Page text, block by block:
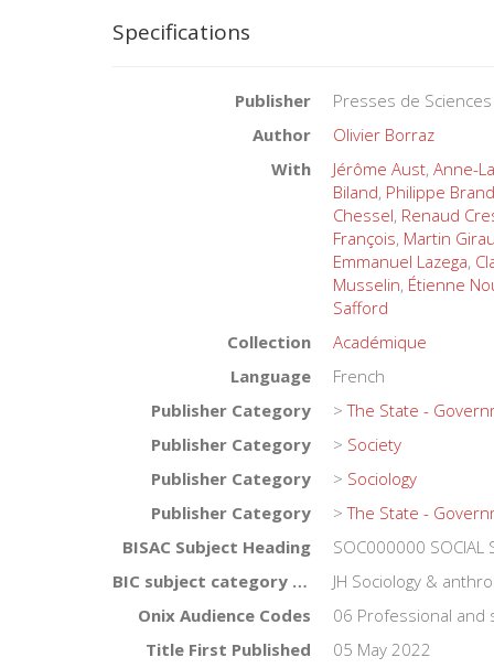
Specifications
Publisher
Presses de Sciences
Author
Olivier Borraz
With
Jérôme Aust, Anne-
Biland, Philippe
Chessel, Renaud
François, Martin
Emmanuel Lazega,
Musselin, Étienne
Safford
Collection
Académique
Language
French
Publisher Category
>The State -
Publisher Category
> Society
Publisher Category
> Sociology
Publisher Category
>The State -
BISAC Subject Heading
SOC000000 SOCIAL
BIC subject category (UK)
JH Sociology &
Onix Audience Codes
06 Professional and
Title First Published
05 May 2022